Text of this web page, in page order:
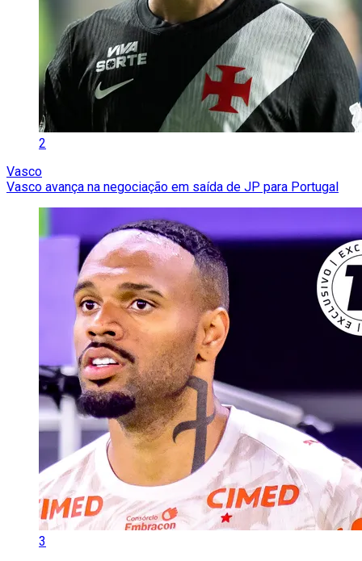
2
Vasco
Vasco avança na negociação em saída de JP para Portugal
3